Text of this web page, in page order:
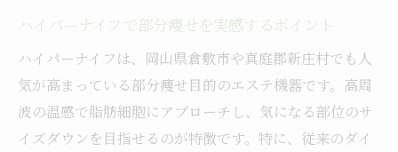
ハイパーナイフで部分痩せを実感するポイント
ハイパーナイフは、岡山県倉敷市や真庭郡新庄村でも人
気が高まっている部分痩せ目的のエステ機器です。高周
波の温感で脂肪細胞にアプローチし、気になる部位のサ
イズダウンを目指せるのが特徴です。特に、従来のダイ